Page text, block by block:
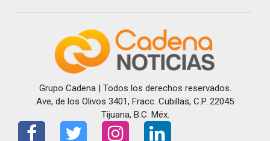
Grupo Cadena | Todos los derechos reservados.
Ave, de los Olivos 3401, Fracc. Cubillas, C.P. 22045
Tijuana, B.C. Méx.